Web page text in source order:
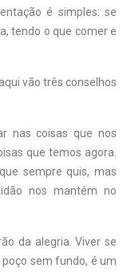
é simples: se
tendo o que comer e
vão três conselhos
nas coisas que nos
que temos agora.
sempre quis, mas
nos mantém no
da alegria. Viver se
sem fundo, é um